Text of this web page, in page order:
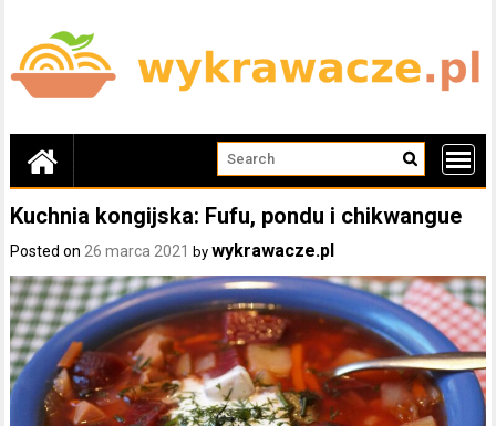
content
Kuchnia kongijska: Fufu, pondu i chikwangue
Posted on 26 marca 2021 bywykrawacze.pl